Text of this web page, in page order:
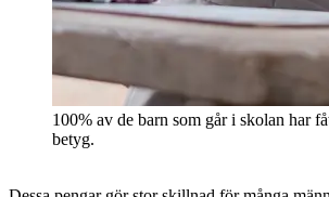
100% av de barn som går i skolan har
betyg.